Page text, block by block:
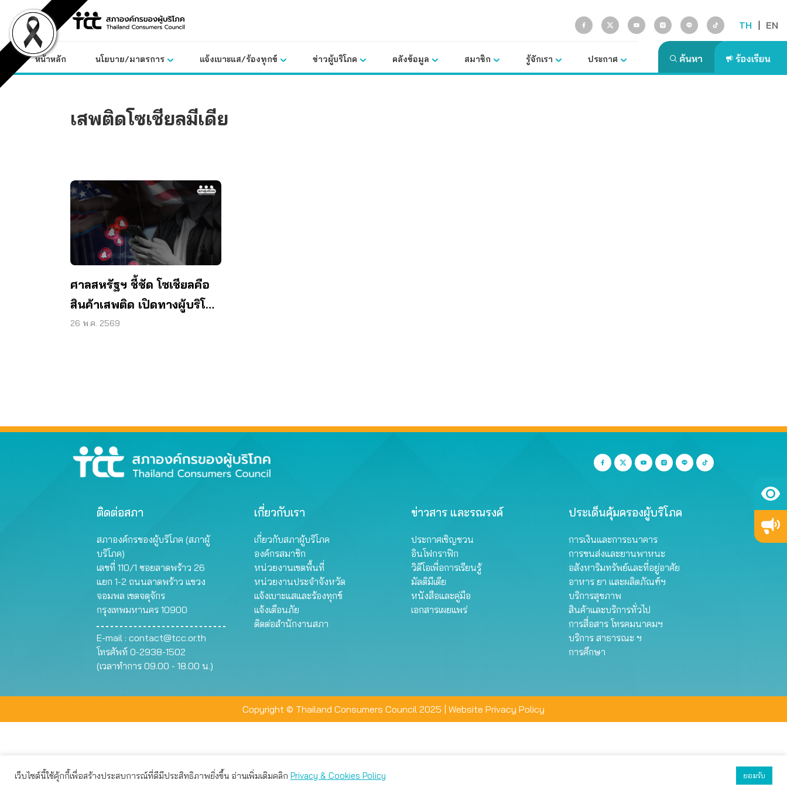
content
TH | EN
หน้าหลัก นโยบาย/มาตรการ แจ้งเบาะแส/ร้องทุกข์ ข่าวผู้บริโภค คลังข้อมูล สมาชิก รู้จักเรา ประกาศ
เสพติดโซเชียลมีเดีย
ศาลสหรัฐฯ ชี้ชัด โซเชียลคือ
สินค้าเสพติด เปิดทางผู้บริโภค
ไทยฟ้องเมตา
26 พ.ค. 2569
ติดต่อสภา
สภาองค์กรของผู้บริโภค (สภาผู้
บริโภค)
เลขที่ 110/1 ซอยลาดพร้าว 26
แยก 1-2 ถนนลาดพร้าว แขวง
จอมพล เขตจตุจักร
กรุงเทพมหานคร 10900
E-mail : contact@tcc.or.th
โทรศัพท์ 0-2938-1502
(เวลาทำการ 09.00 - 18.00 น.)
เกี่ยวกับเรา
เกี่ยวกับสภาผู้บริโภค
องค์กรสมาชิก
หน่วยงานเขตพื้นที่
หน่วยงานประจำจังหวัด
แจ้งเบาะแสและร้องทุกข์
แจ้งเตือนภัย
ติดต่อสำนักงานสภา
ข่าวสาร และรณรงค์
ประกาศเชิญชวน
อินโฟกราฟิก
วิดีโอเพื่อการเรียนรู้
มัลติมีเดีย
หนังสือและคู่มือ
เอกสารเผยแพร่
ประเด็นคุ้มครองผู้บริโภค
การเงินและการธนาคาร
การขนส่งและยานพาหนะ
อสังหาริมทรัพย์และที่อยู่อาศัย
อาหาร ยา และผลิตภัณฑ์ฯ
บริการสุขภาพ
สินค้าและบริการทั่วไป
การสื่อสาร โทรคมนาคมฯ
บริการ สาธารณะ ฯ
การศึกษา
Copyright © Thailand Consumers Council 2025 | Website Privacy Policy
เว็บไซต์นี้ใช้คุ้กกี้เพื่อสร้างประสบการณ์ที่ดีมีประสิทธิภาพยิ่งขึ้น อ่านเพิ่มเติมคลิก Privacy & Cookies Policy ยอมรับ
เว็บไซต์นี้ใช้คุกกี้เพื่อมอบประสบการณ์การใช้งานที่ดีให้แก่ท่าน คุณสามารถเลือกตั้งค่าความเป็นส่วนตัวได้